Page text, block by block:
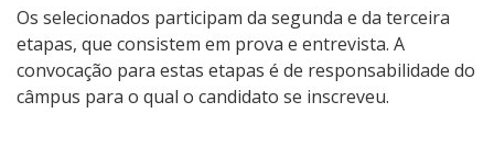
Os selecionados participam da segunda e da terceira
etapas, que consistem em prova e entrevista. A
convocação para estas etapas é de responsabilidade do
câmpus para o qual o candidato se inscreveu.